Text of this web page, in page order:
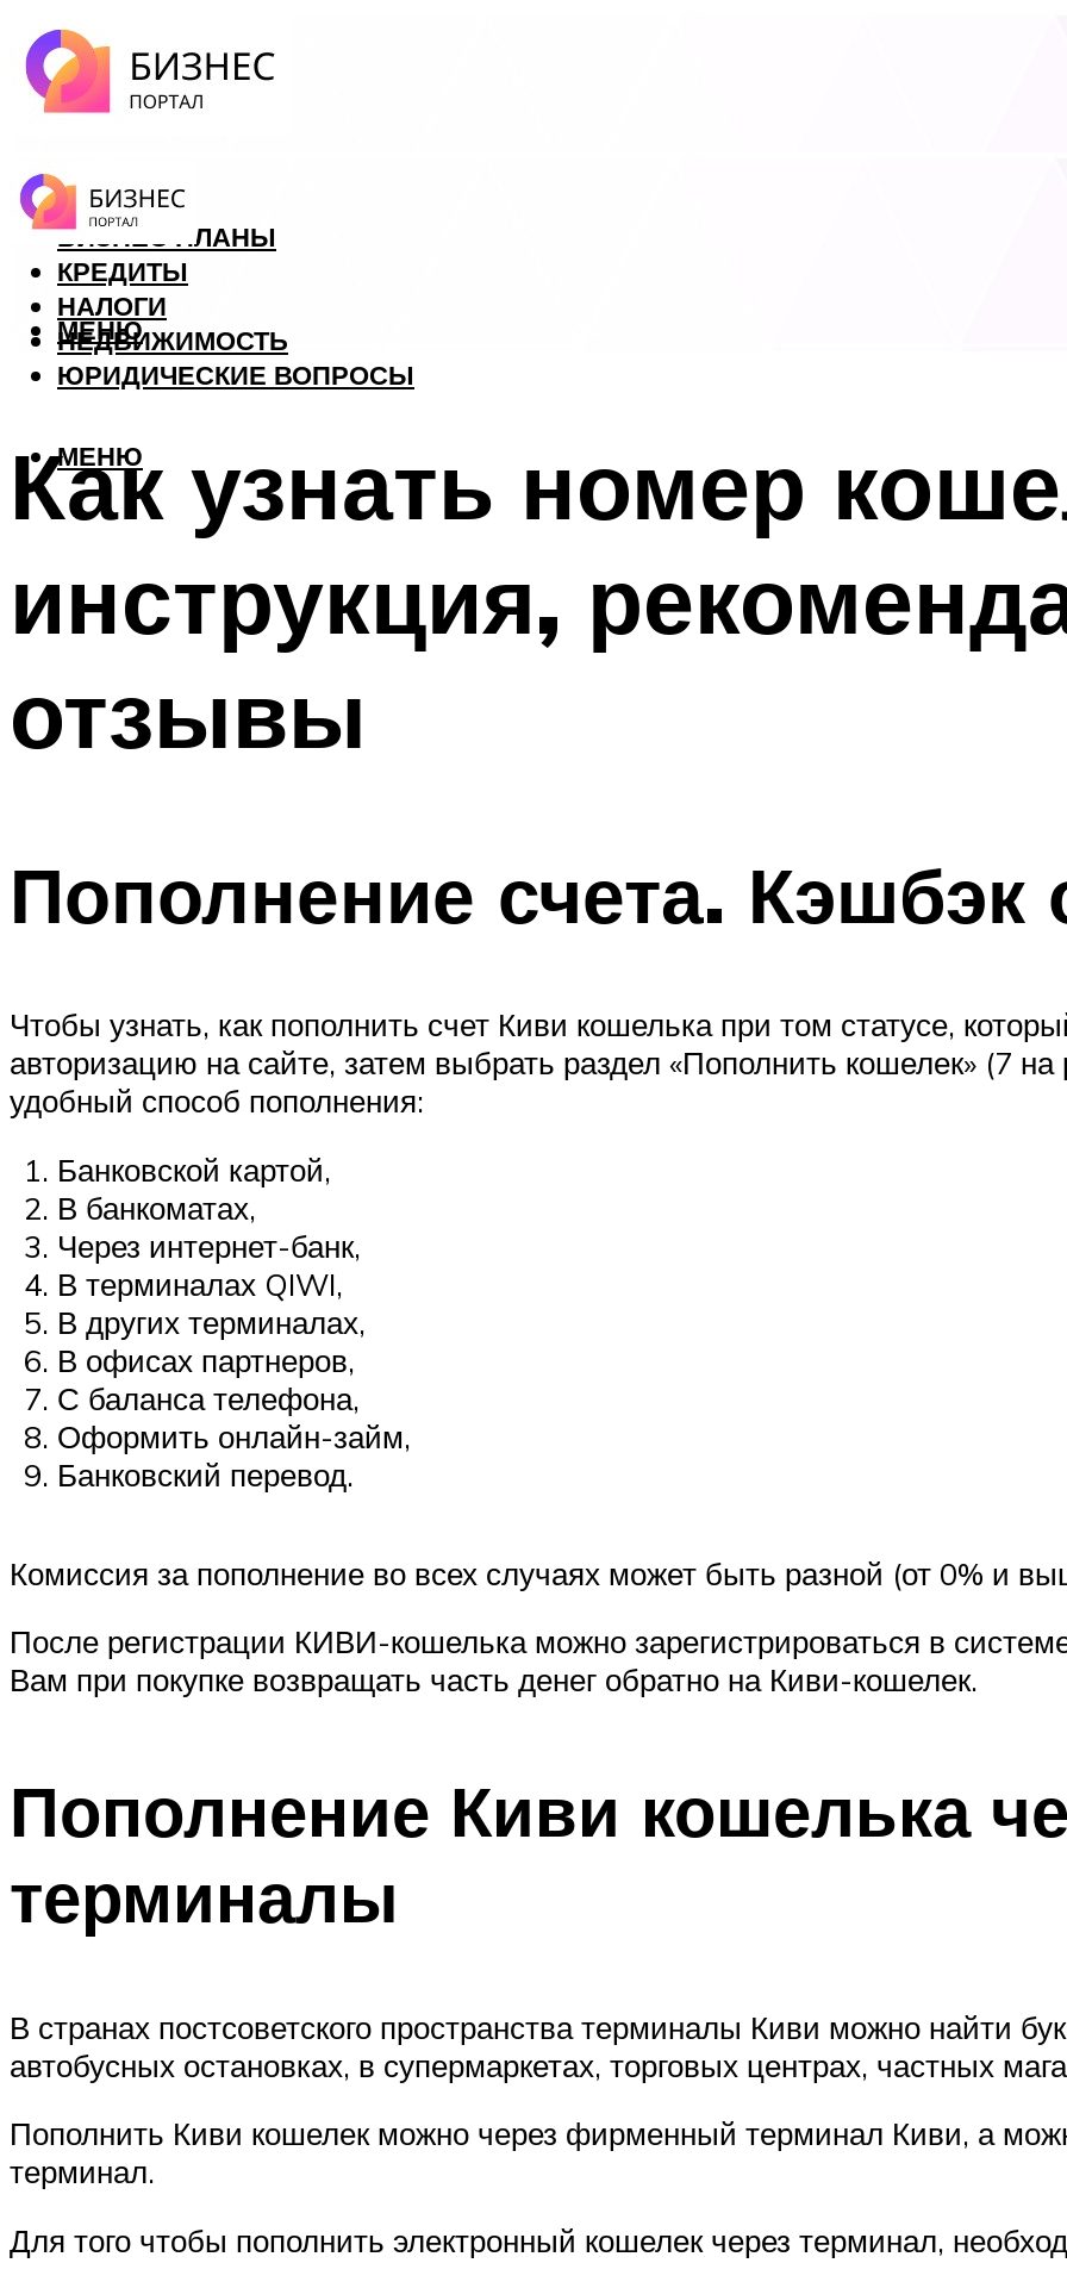
ФОРЕКС
БИЗНЕС ПЛАНЫ
КРЕДИТЫ
НАЛОГИ
НЕДВИЖИМОСТЬ
ЮРИДИЧЕСКИЕ ВОПРОСЫ
МЕНЮ
МЕНЮ
Как узнать номер
инструкция,
отзывы
Пополнение счета. Кэшбэк
Чтобы узнать, как пополнить счет Киви кошелька при том статусе,
авторизацию на сайте, затем выбрать раздел «Пополнить кошелек» (7
удобный способ пополнения:
Банковской картой,
В банкоматах,
Через интернет-банк,
В терминалах QIWI,
В других терминалах,
В офисах партнеров,
С баланса телефона,
Оформить онлайн-займ,
Банковский перевод.
Комиссия за пополнение во всех случаях может быть разной (от 0% и
После регистрации КИВИ-кошелька можно зарегистрироваться в
Вам при покупке возвращать часть денег обратно на Киви-кошелек.
Пополнение Киви кошелька
терминалы
В странах постсоветского пространства терминалы Киви можно найти
автобусных остановках, в супермаркетах, торговых центрах, частных
Пополнить Киви кошелек можно через фирменный терминал Киви, а
терминал.
Для того чтобы пополнить электронный кошелек через терминал,